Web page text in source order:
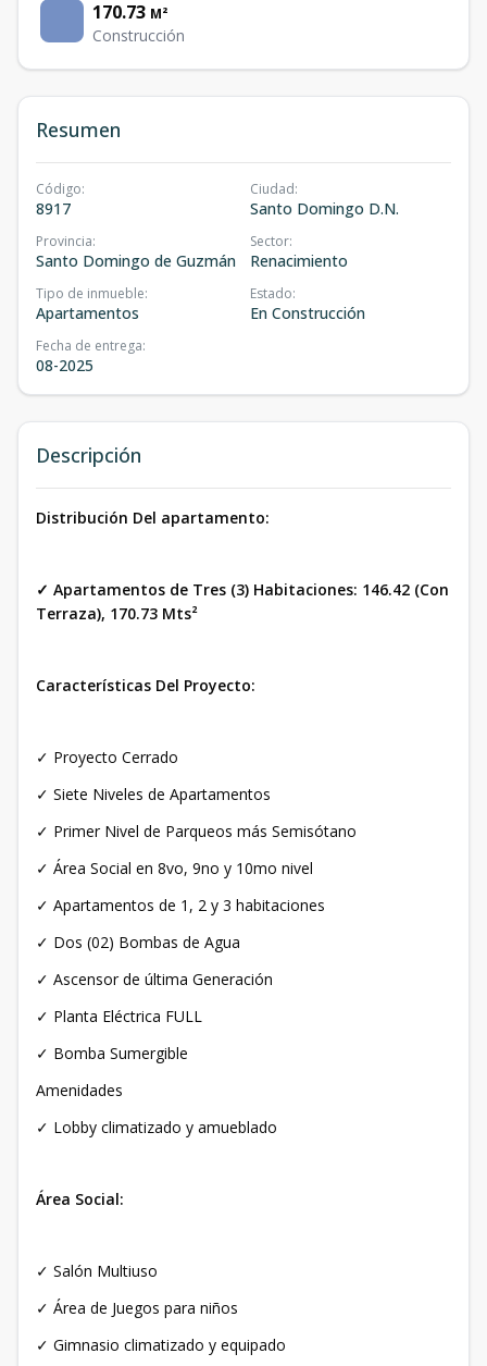
170.73 M²
Construcción
Resumen
Código:
8917
Ciudad:
Santo Domingo D.N.
Provincia:
Santo Domingo de Guzmán
Sector:
Renacimiento
Tipo de inmueble:
Apartamentos
Estado:
En Construcción
Fecha de entrega:
08-2025
Descripción
Distribución Del apartamento:
✓ Apartamentos de Tres (3) Habitaciones: 146.42 (Con
Terraza), 170.73 Mts²
Características Del Proyecto:
✓ Proyecto Cerrado
✓ Siete Niveles de Apartamentos
✓ Primer Nivel de Parqueos más Semisótano
✓ Área Social en 8vo, 9no y 10mo nivel
✓ Apartamentos de 1, 2 y 3 habitaciones
✓ Dos (02) Bombas de Agua
✓ Ascensor de última Generación
✓ Planta Eléctrica FULL
✓ Bomba Sumergible
Amenidades
✓ Lobby climatizado y amueblado
Área Social:
✓ Salón Multiuso
✓ Área de Juegos para niños
✓ Gimnasio climatizado y equipado